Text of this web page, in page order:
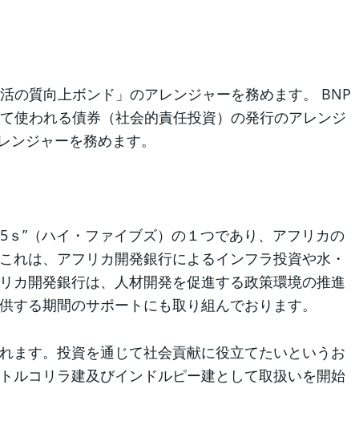
の質向上ボンド」のアレンジャーを務めます。 BNP
使われる債券（社会的責任投資）の発行のアレンジ
ジャーを務めます。
”（ハイ・ファイブズ）の１つであり、アフリカの
は、アフリカ開発銀行によるインフラ投資や水・
カ開発銀行は、人材開発を促進する政策環境の推進
る期間のサポートにも取り組んでおります。
ます。投資を通じて社会貢献に役立てたいというお
ルコリラ建及びインドルピー建として取扱いを開始